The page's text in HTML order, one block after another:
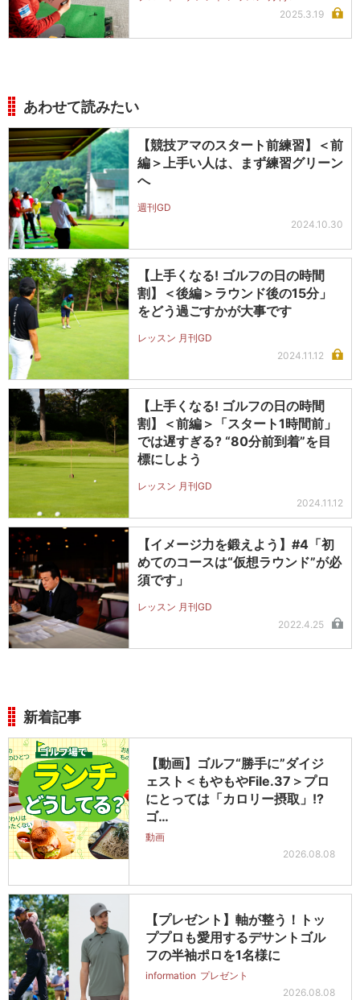
2025.3.19
あわせて読みたい
【競技アマのスタート前練習】＜前
編＞上手い人は、まず練習グリーン
へ
週刊GD
2024.10.30
【上手くなる! ゴルフの日の時間
割】＜後編＞ラウンド後の15分」
をどう過ごすかが大事です
レッスン 月刊GD
2024.11.12
【上手くなる! ゴルフの日の時間
割】＜前編＞「スタート1時間前」
では遅すぎる? “80分前到着”を目
標にしよう
レッスン 月刊GD
2024.11.12
【イメージ力を鍛えよう】#4「初
めてのコースは“仮想ラウンド”が必
須です」
レッスン 月刊GD
2022.4.25
新着記事
【動画】ゴルフ“勝手に”ダイジ
ェスト＜もやもやFile.37＞プロ
にとっては「カロリー摂取」!?
ゴ…
動画
2026.08.08
【プレゼント】軸が整う！トッ
ププロも愛用するデサントゴル
フの半袖ポロを1名様に
information プレゼント
2026.08.08